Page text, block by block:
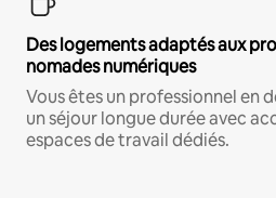
Des logements adaptés aux
nomades numériques
Vous êtes un professionnel en
un séjour longue durée avec
espaces de travail dédiés.